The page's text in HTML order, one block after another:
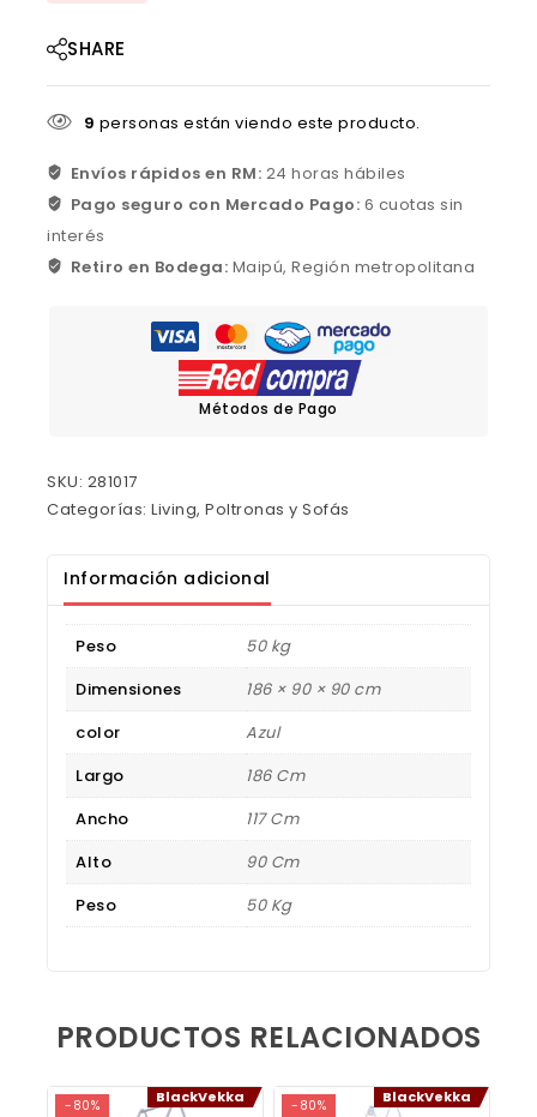
SHARE
9 personas están viendo este producto.
Envíos rápidos en RM: 24 horas hábiles
Pago seguro con Mercado Pago: 6 cuotas sin
interés
Retiro en Bodega: Maipú, Región metropolitana
Métodos de Pago
SKU: 281017
Categorías: Living, Poltronas y Sofás
Información adicional
Peso
50 kg
Dimensiones
186 × 90 × 90 cm
color
Azul
Largo
186 Cm
Ancho
117 Cm
Alto
90 Cm
Peso
50 Kg
PRODUCTOS RELACIONADOS
-80% BlackVekka -80% BlackVekka